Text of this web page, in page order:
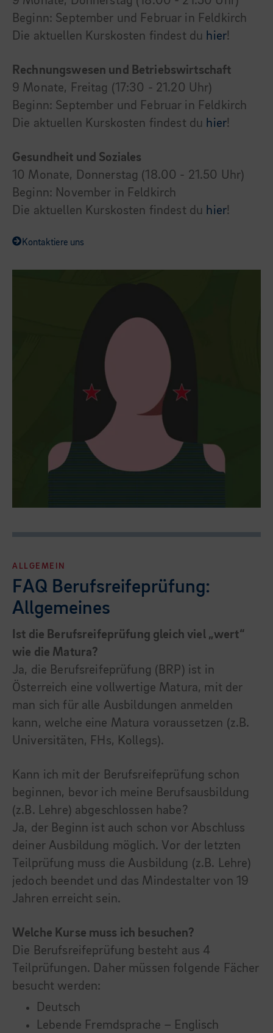
Beginn: September und Februar in Feldkirch
Die aktuellen Kurskosten findest du hier!
Rechnungswesen und Betriebswirtschaft
9 Monate, Freitag (17:30 - 21.20 Uhr)
Beginn: September und Februar in Feldkirch
Die aktuellen Kurskosten findest du hier!
Gesundheit und Soziales
10 Monate, Donnerstag (18.00 - 21.50 Uhr)
Beginn: November in Feldkirch
Die aktuellen Kurskosten findest du hier!
Kontaktiere uns
ALLGEMEIN
FAQ Berufsreifeprüfung:
Allgemeines
Ist die Berufsreifeprüfung gleich viel „wert“
wie die Matura?
Ja, die Berufsreifeprüfung (BRP) ist in
Österreich eine vollwertige Matura, mit der
man sich für alle Ausbildungen anmelden
kann, welche eine Matura voraussetzen (z.B.
Universitäten, FHs, Kollegs).
Kann ich mit der Berufsreifeprüfung schon
beginnen, bevor ich meine Berufsausbildung
(z.B. Lehre) abgeschlossen habe?
Ja, der Beginn ist auch schon vor Abschluss
deiner Ausbildung möglich. Vor der letzten
Teilprüfung muss die Ausbildung (z.B. Lehre)
jedoch beendet und das Mindestalter von 19
Jahren erreicht sein.
Welche Kurse muss ich besuchen?
Die Berufsreifeprüfung besteht aus 4
Teilprüfungen. Daher müssen folgende Fächer
besucht werden:
Deutsch
Lebende Fremdsprache – Englisch